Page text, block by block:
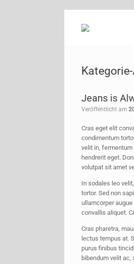
springen
Jeans is
Veröffentlicht am
Cras eget elit
condimentum
velit in,
hendrerit eget.
volutpat sit amet
In sodales leo
tortor. Sed non
ullamcorper
convallis aliquet.
Cras pharetra,
lectus tempus at.
purus finibus
bibendum velit